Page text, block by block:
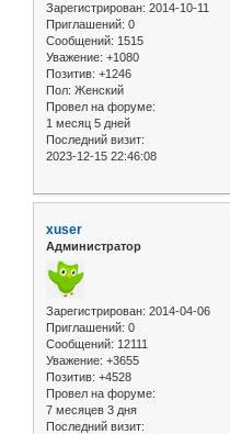
Зарегистрирован: 2014-10-11
Приглашений: 0
Сообщений: 1515
Уважение: +1080
Позитив: +1246
Пол: Женский
Провел на форуме:
1 месяц 5 дней
Последний визит:
2023-12-15 22:46:08
xuser
Администратор
Зарегистрирован: 2014-04-06
Приглашений: 0
Сообщений: 12111
Уважение: +3655
Позитив: +4528
Провел на форуме:
7 месяцев 3 дня
Последний визит: